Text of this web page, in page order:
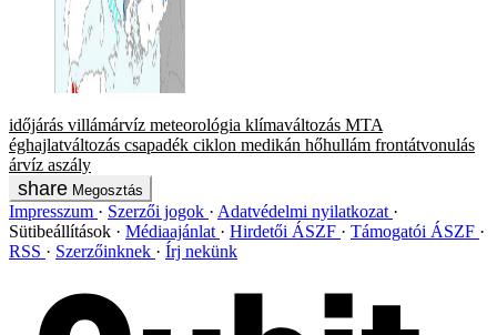
időjárás villámárvíz meteorológia klímaváltozás MTA
éghajlatváltozás csapadék ciklon medikán hőhullám frontátvonulás
árvíz aszály
Megosztás
Impresszum Szerzői jogok
Adatvédelmi nyilatkozat
Sütibeállítások
Médiaajánlat Hirdetői ÁSZF
Támogatói ÁSZF
RSS
Szerzőinknek Írj nekünk